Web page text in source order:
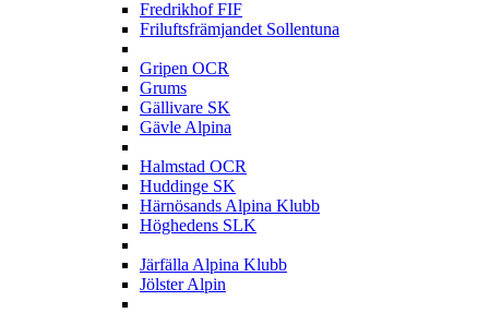
Fredrikhof FIF
Friluftsfrämjandet Sollentuna
Gripen OCR
Grums
Gällivare SK
Gävle Alpina
Halmstad OCR
Huddinge SK
Härnösands Alpina Klubb
Höghedens SLK
Järfälla Alpina Klubb
Jölster Alpin